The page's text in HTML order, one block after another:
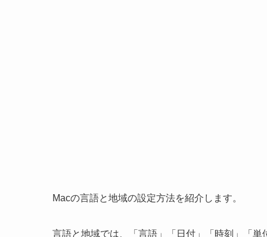
Macの言語と地域の設定方法を紹介します。
言語と地域では、「言語」「日付」「時刻」「